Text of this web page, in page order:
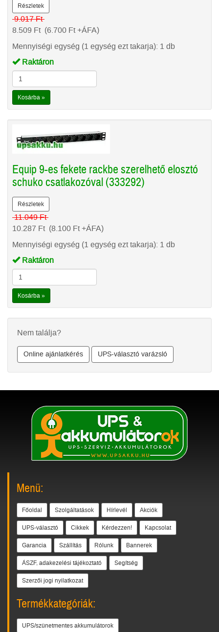
Részletek
9.017Ft
8.509 Ft(6.700 Ft+ÁFA)
Mennyiségi egység (1 egység ezt takarja): 1 db
Raktáron
Kosárba »
Equip 9-es fekete rackbe szerelhető elosztó
schuko csatlakozóval (333292)
Részletek
11.049Ft
10.287 Ft(8.100 Ft+ÁFA)
Mennyiségi egység (1 egység ezt takarja): 1 db
Raktáron
Kosárba »
Nem találja?
Online ajánlatkérés UPS-választó varázsló
Menü:
Főoldal Szolgáltatások Hírlevél Akciók
UPS-választó Cikkek Kérdezzen! Kapcsolat
Garancia Szállítás Rólunk Bannerek
ÁSZF, adakezelési tájékoztató Segítség
Szerzői jogi nyilatkozat
Termékkategóriák:
UPS/szünetmentes akkumulátorok